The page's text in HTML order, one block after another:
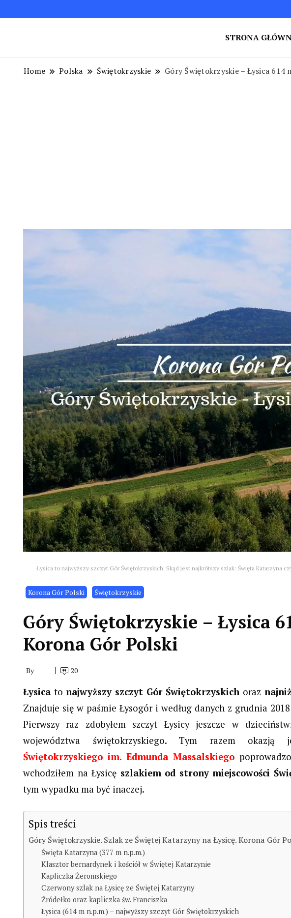
STRONA
Home Polska Świętokrzyskie Góry Świętokrzyskie – Łysica 614
Łysica to najwyższy szczyt Gór Świętokrzyskich. Skąd jest najkrótszy szlak: Święta Katarzyna
Korona Gór Polski Świętokrzyskie
Góry Świętokrzyskie – Łysica
Korona Gór Polski
By 20
Łysica tonajwyższy szczyt Gór Świętokrzyskichoraz
Znajduje się w paśmie Łysogór i według danych z grudnia
Pierwszy raz zdobyłem szczyt Łysicy jeszcze w
województwa świętokrzyskiego. Tym razem okazją
Świętokrzyskiego im. Edmunda Massalskiego
wchodziłem na Łysicę szlakiem od strony miejscowości
tym wypadku ma być inaczej.
Spis treści
Góry Świętokrzyskie. Szlak ze Świętej Katarzyny na Łysicę. Korona Gór
Święta Katarzyna (377 m n.p.m.)
Klasztor bernardynek i kościół w Świętej Katarzynie
Kapliczka Żeromskiego
Czerwony szlak na Łysicę ze Świętej Katarzyny
Źródełko oraz kapliczka św. Franciszka
Łysica (614 m n.p.m.) – najwyższy szczyt Gór Świętokrzyskich